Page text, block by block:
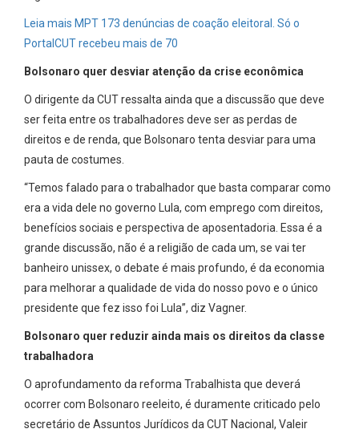
Leia mais MPT 173 denúncias de coação eleitoral. Só o
PortalCUT recebeu mais de 70
Bolsonaro quer desviar atenção da crise econômica
O dirigente da CUT ressalta ainda que a discussão que deve
ser feita entre os trabalhadores deve ser as perdas de
direitos e de renda, que Bolsonaro tenta desviar para uma
pauta de costumes.
“Temos falado para o trabalhador que basta comparar como
era a vida dele no governo Lula, com emprego com direitos,
benefícios sociais e perspectiva de aposentadoria. Essa é a
grande discussão, não é a religião de cada um, se vai ter
banheiro unissex, o debate é mais profundo, é da economia
para melhorar a qualidade de vida do nosso povo e o único
presidente que fez isso foi Lula”, diz Vagner.
Bolsonaro quer reduzir ainda mais os direitos da classe
trabalhadora
O aprofundamento da reforma Trabalhista que deverá
ocorrer com Bolsonaro reeleito, é duramente criticado pelo
secretário de Assuntos Jurídicos da CUT Nacional, Valeir